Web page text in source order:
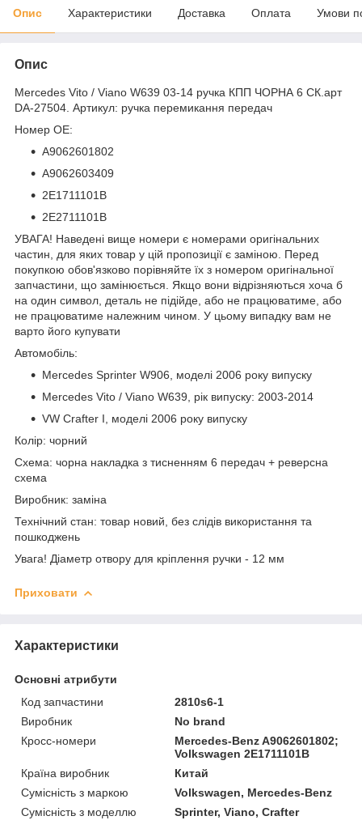
Опис Характеристики Доставка Оплата Умови
Опис
Mercedes Vito / Viano W639 03-14 ручка КПП ЧОРНА 6 СК.арт
DA-27504. Артикул: ручка перемикання передач
Номер OE:
A9062601802
A9062603409
2E1711101B
2E2711101B
УВАГА! Наведені вище номери є номерами оригінальних
частин, для яких товар у цій пропозиції є заміною. Перед
покупкою обов'язково порівняйте їх з номером оригінальної
запчастини, що замінюється. Якщо вони відрізняються хоча б
на один символ, деталь не підійде, або не працюватиме, або
не працюватиме належним чином. У цьому випадку вам не
варто його купувати
Автомобіль:
Mercedes Sprinter W906, моделі 2006 року випуску
Mercedes Vito / Viano W639, рік випуску: 2003-2014
VW Crafter I, моделі 2006 року випуску
Колір: чорний
Схема: чорна накладка з тисненням 6 передач + реверсна
схема
Виробник: заміна
Технічний стан: товар новий, без слідів використання та
пошкоджень
Увага! Діаметр отвору для кріплення ручки - 12 мм
Приховати
Характеристики
Основні атрибути
Код запчастини
2810s6-1
Виробник
No brand
Кросс-номери
Mercedes-Benz A9062601802;
Volkswagen 2E1711101B
Країна виробник
Китай
Сумісність з маркою
Volkswagen, Mercedes-Benz
Сумісність з моделлю
Sprinter, Viano, Crafter